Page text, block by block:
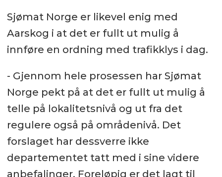
Sjømat Norge er likevel enig med
Aarskog i at det er fullt ut mulig å
innføre en ordning med trafikklys i dag.
- Gjennom hele prosessen har Sjømat
Norge pekt på at det er fullt ut mulig å
telle på lokalitetsnivå og ut fra det
regulere også på områdenivå. Det
forslaget har dessverre ikke
departementet tatt med i sine videre
anbefalinger. Foreløpig er det lagt til